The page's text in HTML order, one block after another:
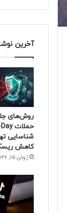
آخرین
روش‌های
شناسایی
کاهش
ژوئن 15, 2026